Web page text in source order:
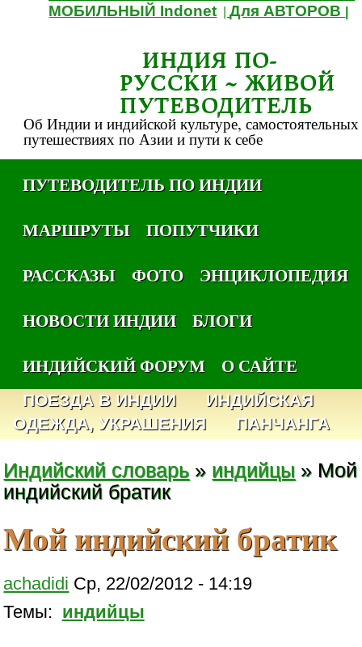
МОБИЛЬНЫЙ Indonet |Для АВТОРОВ
ИНДИЯ ПО-
РУССКИ ~ ЖИВОЙ
ПУТЕВОДИТЕЛЬ
Об Индии и индийской культуре, самостоятельных
путешествиях по Азии и пути к себе
ПУТЕВОДИТЕЛЬ ПО ИНДИИ
МАРШРУТЫ
ПОПУТЧИКИ
РАССКАЗЫ
ФОТО
ЭНЦИКЛОПЕДИЯ
НОВОСТИ ИНДИИ
БЛОГИ
ИНДИЙСКИЙ ФОРУМ
О САЙТЕ
ПОЕЗДА В ИНДИИ
ИНДИЙСКАЯ
ОДЕЖДА, УКРАШЕНИЯ
ПАНЧАНГА
Индийский словарь » индийцы » Мой
индийский братик
Мой индийский братик
achadidi Ср, 22/02/2012 - 14:19
Темы: индийцы